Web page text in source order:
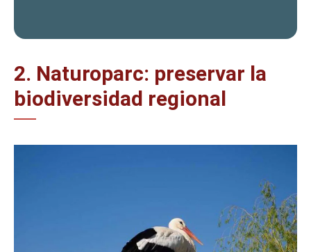
2. Naturoparc: preservar la
biodiversidad regional